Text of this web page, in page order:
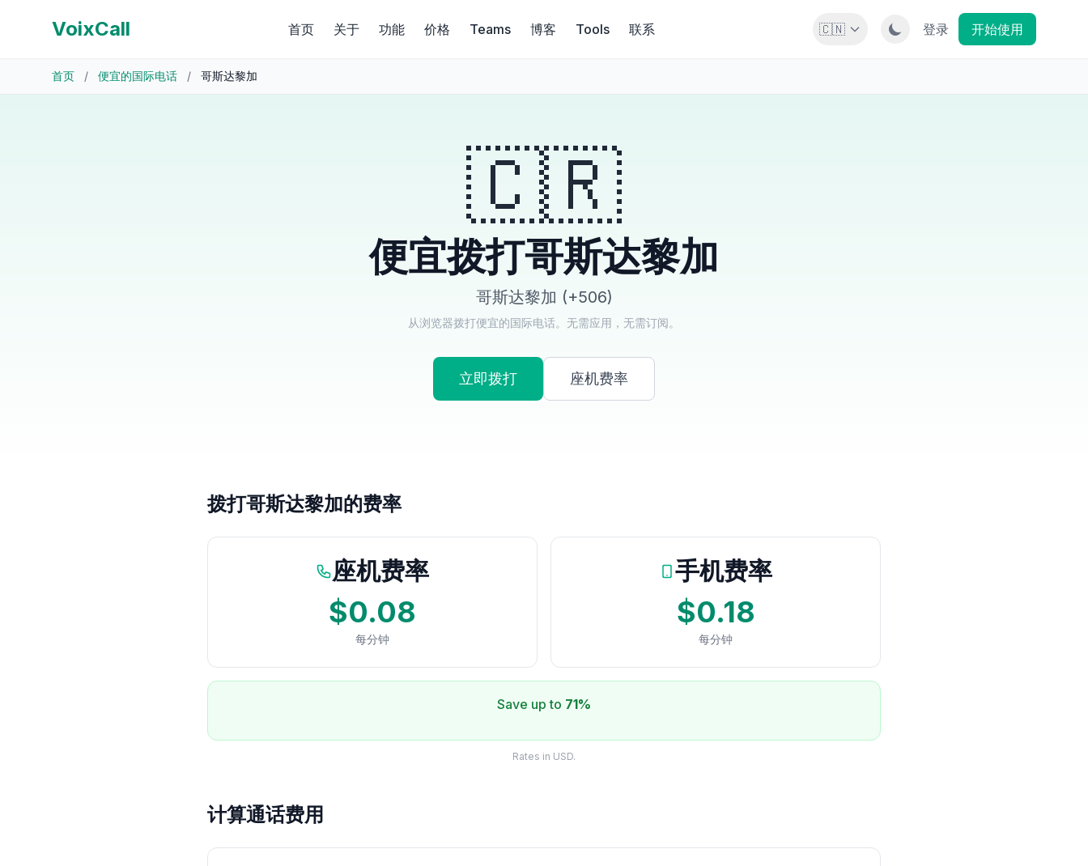
VoixCall 首页 关于 功能 价格 Teams 博客 Tools 联系 🇨🇳 登录 开始使用
首页 / 便宜的国际电话 / 哥斯达黎加
🇨🇷
便宜拨打哥斯达黎加
哥斯达黎加 (+506)
从浏览器拨打便宜的国际电话。无需应用，无需订阅。
立即拨打 座机费率
拨打哥斯达黎加的费率
座机费率
$0.08
每分钟
手机费率
$0.18
每分钟
Save up to 71%
Rates in USD.
计算通话费用